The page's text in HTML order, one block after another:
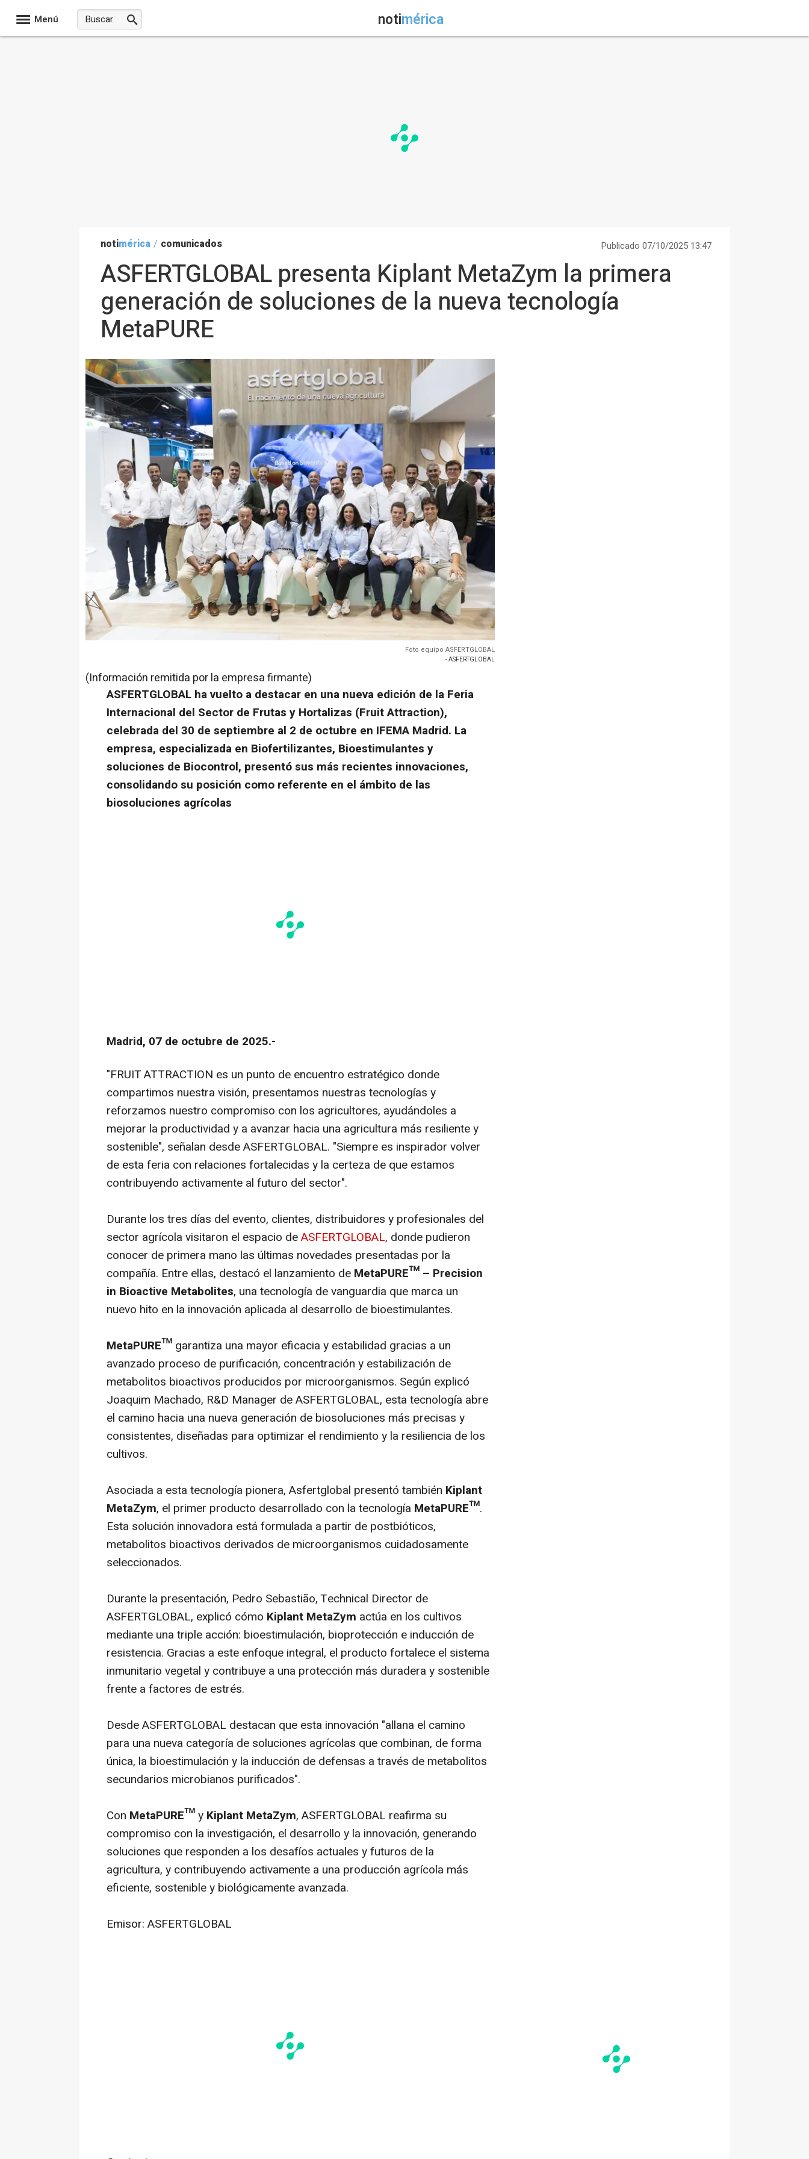
Menú notimérica
notimérica / comunicados Publicado 07/10/2025 13:47
ASFERTGLOBAL presenta Kiplant MetaZym la primera
generación de soluciones de la nueva tecnología
MetaPURE
Foto equipo ASFERTGLOBAL
- ASFERTGLOBAL
(Información remitida por la empresa firmante)
ASFERTGLOBAL ha vuelto a destacar en una nueva edición de la Feria
Internacional del Sector de Frutas y Hortalizas (Fruit Attraction),
celebrada del 30 de septiembre al 2 de octubre en IFEMA Madrid. La
empresa, especializada en Biofertilizantes, Bioestimulantes y
soluciones de Biocontrol, presentó sus más recientes innovaciones,
consolidando su posición como referente en el ámbito de las
biosoluciones agrícolas
Madrid, 07 de octubre de 2025.-
"FRUIT ATTRACTION es un punto de encuentro estratégico donde
compartimos nuestra visión, presentamos nuestras tecnologías y
reforzamos nuestro compromiso con los agricultores, ayudándoles a
mejorar la productividad y a avanzar hacia una agricultura más resiliente y
sostenible", señalan desde ASFERTGLOBAL. "Siempre es inspirador volver
de esta feria con relaciones fortalecidas y la certeza de que estamos
contribuyendo activamente al futuro del sector".
Durante los tres días del evento, clientes, distribuidores y profesionales del
sector agrícola visitaron el espacio deASFERTGLOBAL, donde pudieron
conocer de primera mano las últimas novedades presentadas por la
compañía. Entre ellas, destacó el lanzamiento de MetaPURE™ – Precision
in Bioactive Metabolites, una tecnología de vanguardia que marca un
nuevo hito en la innovación aplicada al desarrollo de bioestimulantes.
MetaPURE™ garantiza una mayor eficacia y estabilidad gracias a un
avanzado proceso de purificación, concentración y estabilización de
metabolitos bioactivos producidos por microorganismos. Según explicó
Joaquim Machado, R&D Manager de ASFERTGLOBAL, esta tecnología abre
el camino hacia una nueva generación de biosoluciones más precisas y
consistentes, diseñadas para optimizar el rendimiento y la resiliencia de los
cultivos.
Asociada a esta tecnología pionera, Asfertglobal presentó también Kiplant
MetaZym, el primer producto desarrollado con la tecnología MetaPURE™.
Esta solución innovadora está formulada a partir de postbióticos,
metabolitos bioactivos derivados de microorganismos cuidadosamente
seleccionados.
Durante la presentación, Pedro Sebastião, Technical Director de
ASFERTGLOBAL, explicó cómo Kiplant MetaZym actúa en los cultivos
mediante una triple acción: bioestimulación, bioprotección e inducción de
resistencia. Gracias a este enfoque integral, el producto fortalece el sistema
inmunitario vegetal y contribuye a una protección más duradera y sostenible
frente a factores de estrés.
Desde ASFERTGLOBAL destacan que esta innovación "allana el camino
para una nueva categoría de soluciones agrícolas que combinan, de forma
única, la bioestimulación y la inducción de defensas a través de metabolitos
secundarios microbianos purificados".
Con MetaPURE™y Kiplant MetaZym, ASFERTGLOBAL reafirma su
compromiso con la investigación, el desarrollo y la innovación, generando
soluciones que responden a los desafíos actuales y futuros de la
agricultura, y contribuyendo activamente a una producción agrícola más
eficiente, sostenible y biológicamente avanzada.
Emisor: ASFERTGLOBAL